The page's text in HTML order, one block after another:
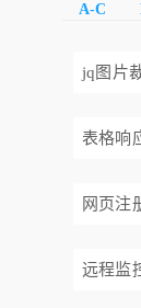
A-C
jq图片
表格响
网页注
远程监